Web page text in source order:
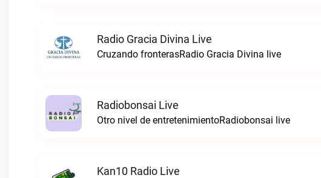
Radio Gracia Divina Live
Cruzando fronterasRadio Gracia Divina live
Radiobonsai Live
Otro nivel de entretenimientoRadiobonsai live
Kan10 Radio Live